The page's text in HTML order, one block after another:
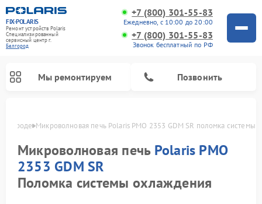
FIX-POLARIS
Ремонт устройств Polaris
Специализированный
cервисный центр г.
Белгород
+7 (800) 301-55-83
Ежедневно, с 10:00 до 20:00
+7 (800) 301-55-83
Звонок бесплатный по РФ
Мы ремонтируем Позвонить
Микроволновая печь Polaris PMO 2353 GDM SR поломка системы
Микроволновая печь Polaris PMO
2353 GDM SR
Поломка системы охлаждения